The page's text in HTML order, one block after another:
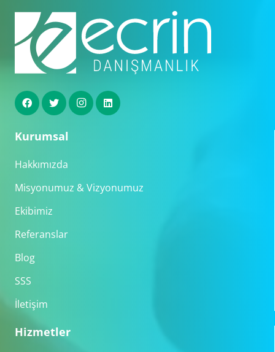
Kurumsal
Hakkımızda
Misyonumuz & Vizyonumuz
Ekibimiz
Referanslar
Blog
SSS
İletişim
Hizmetler